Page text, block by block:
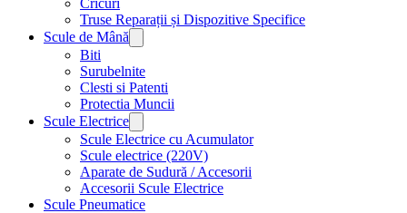
Cricuri
Truse Reparații și Dispozitive Specifice
Scule de Mână
Biti
Surubelnite
Clesti si Patenti
Protectia Muncii
Scule Electrice
Scule Electrice cu Acumulator
Scule electrice (220V)
Aparate de Sudură / Accesorii
Accesorii Scule Electrice
Scule Pneumatice